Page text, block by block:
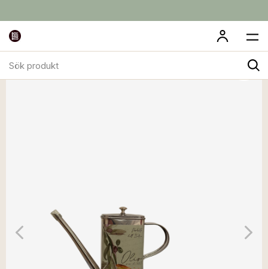
produkt